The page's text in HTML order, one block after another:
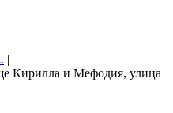
|
Кирилла и Мефодия, улица